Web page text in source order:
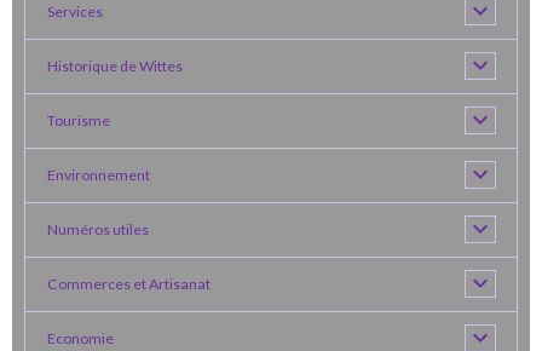
Services
Historique de Wittes
Tourisme
Environnement
Numéros utiles
Commerces et Artisanat
Economie